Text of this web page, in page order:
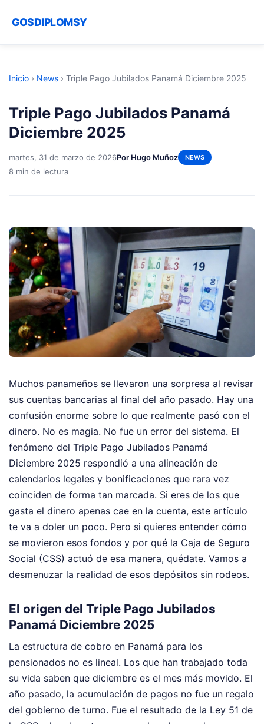
GOSDIPLOMSY
Inicio › News › Triple Pago Jubilados Panamá Diciembre 2025
Triple Pago Jubilados Panamá
Diciembre 2025
martes, 31 de marzo de 2026Por Hugo Muñoz NEWS
8 min de lectura
Muchos panameños se llevaron una sorpresa al revisar
sus cuentas bancarias al final del año pasado. Hay una
confusión enorme sobre lo que realmente pasó con el
dinero. No es magia. No fue un error del sistema. El
fenómeno del Triple Pago Jubilados Panamá
Diciembre 2025 respondió a una alineación de
calendarios legales y bonificaciones que rara vez
coinciden de forma tan marcada. Si eres de los que
gasta el dinero apenas cae en la cuenta, este artículo
te va a doler un poco. Pero si quieres entender cómo
se movieron esos fondos y por qué la Caja de Seguro
Social (CSS) actuó de esa manera, quédate. Vamos a
desmenuzar la realidad de esos depósitos sin rodeos.
El origen del Triple Pago Jubilados
Panamá Diciembre 2025
La estructura de cobro en Panamá para los
pensionados no es lineal. Los que han trabajado toda
su vida saben que diciembre es el mes más movido. El
año pasado, la acumulación de pagos no fue un regalo
del gobierno de turno. Fue el resultado de la Ley 51 de